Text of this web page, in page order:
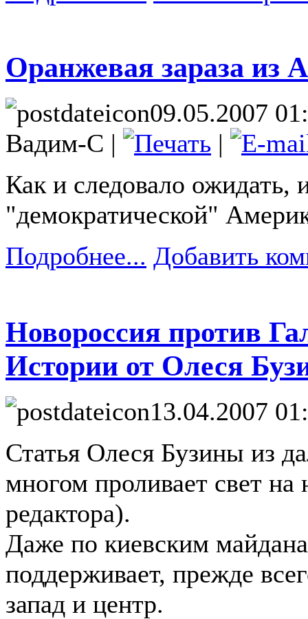
Оранжевая зараза из
09.05.2007
Вадим-С |
|
Как и следовало ожидать,
"демократической"
Подробнее... Добавить
Новороссия против
Истории от Олеся
13.04.2007
Статья Олеся Бузины из
многом проливает свет
редактора).
Даже по киевским
поддерживает, прежде
запад и центр.